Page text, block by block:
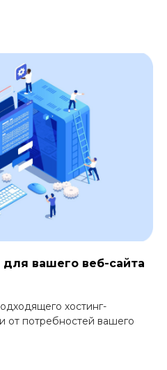
для вашего веб-сайта
хостинг-
от потребностей вашего